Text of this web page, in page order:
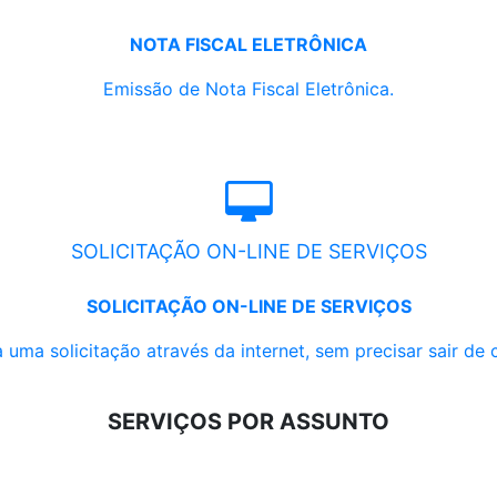
NOTA FISCAL ELETRÔNICA
Emissão de Nota Fiscal Eletrônica.
SOLICITAÇÃO ON-LINE DE SERVIÇOS
SOLICITAÇÃO ON-LINE DE SERVIÇOS
uma solicitação através da internet, sem precisar sair de
SERVIÇOS POR ASSUNTO